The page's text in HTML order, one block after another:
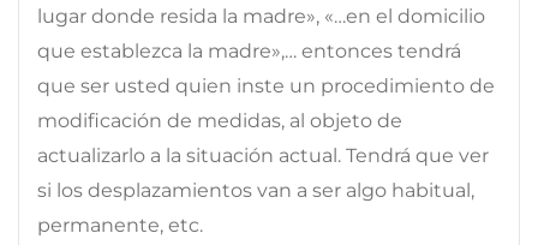
lugar donde resida la madre», «…en el domicilio
que establezca la madre»,… entonces tendrá
que ser usted quien inste un procedimiento de
modificación de medidas, al objeto de
actualizarlo a la situación actual. Tendrá que ver
si los desplazamientos van a ser algo habitual,
permanente, etc.